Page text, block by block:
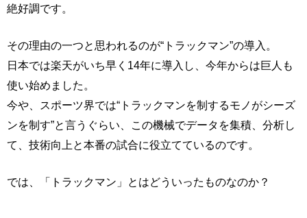
絶好調です。
その理由の一つと思われるのが“トラックマン”の導入。
日本では楽天がいち早く14年に導入し、今年からは巨人も
使い始めました。
今や、スポーツ界では“トラックマンを制するモノがシーズ
ンを制す”と言うぐらい、この機械でデータを集積、分析し
て、技術向上と本番の試合に役立てているのです。
では、「トラックマン」とはどういったものなのか？